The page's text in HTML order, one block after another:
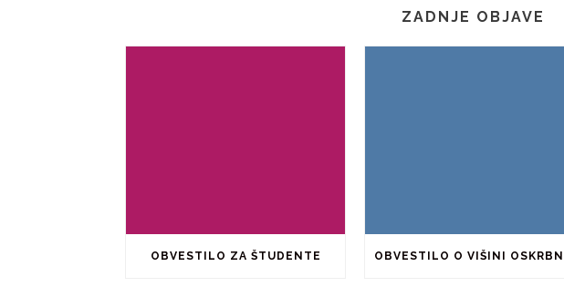
ZADNJE OBJAVE
OBVESTILO ZA ŠTUDENTE